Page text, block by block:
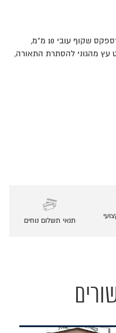
שלט לימוד השבוע למוסדות וישיבות, מפרספקס שקוף עובי 10 מ"מ,
עץ מהגוני להסתרת התאורה,
תנאי תשלום נוחים